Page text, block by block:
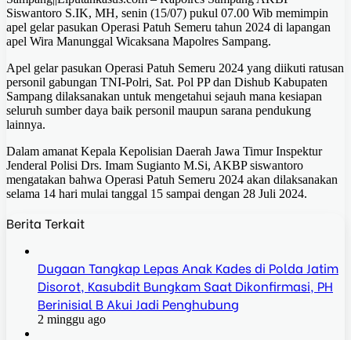
Siswantoro S.IK, MH, senin (15/07) pukul 07.00 Wib memimpin
apel gelar pasukan Operasi Patuh Semeru tahun 2024 di lapangan
apel Wira Manunggal Wicaksana Mapolres Sampang.
Apel gelar pasukan Operasi Patuh Semeru 2024 yang diikuti ratusan
personil gabungan TNI-Polri, Sat. Pol PP dan Dishub Kabupaten
Sampang dilaksanakan untuk mengetahui sejauh mana kesiapan
seluruh sumber daya baik personil maupun sarana pendukung
lainnya.
Dalam amanat Kepala Kepolisian Daerah Jawa Timur Inspektur
Jenderal Polisi Drs. Imam Sugianto M.Si, AKBP siswantoro
mengatakan bahwa Operasi Patuh Semeru 2024 akan dilaksanakan
selama 14 hari mulai tanggal 15 sampai dengan 28 Juli 2024.
Berita Terkait
Dugaan Tangkap Lepas Anak Kades di Polda Jatim
Disorot, Kasubdit Bungkam Saat Dikonfirmasi, PH
Berinisial B Akui Jadi Penghubung
2 minggu ago